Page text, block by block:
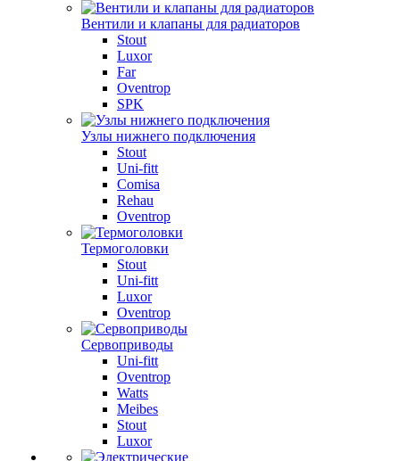
Вентили и клапаны для радиаторов
Stout
Luxor
Far
Oventrop
SPK
Узлы нижнего подключения
Stout
Uni-fitt
Comisa
Rehau
Oventrop
Термоголовки
Stout
Uni-fitt
Luxor
Oventrop
Сервоприводы
Uni-fitt
Oventrop
Watts
Meibes
Stout
Luxor